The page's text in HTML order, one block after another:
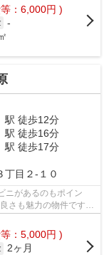
：6,000円 )
-
駅 徒歩12分
駅 徒歩16分
駅 徒歩17分
丁目２-１０
ニがあるのもポイン
さも魅力の物件です。
：5,000円 )
2ヶ月